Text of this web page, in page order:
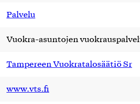
Palvelu
Vuokra-asuntojen
Tampereen Vuokratalosäätiö Sr
www.vts.fi